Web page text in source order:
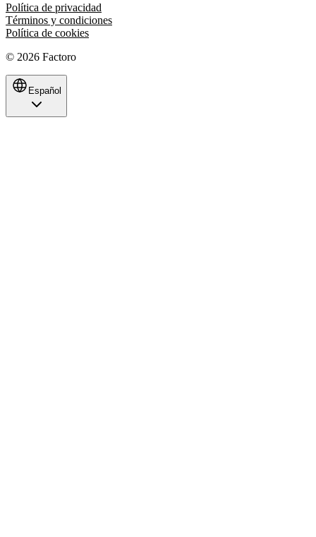
Política de privacidad
Términos y condiciones
Política de cookies
© 2026 Factoro
Español